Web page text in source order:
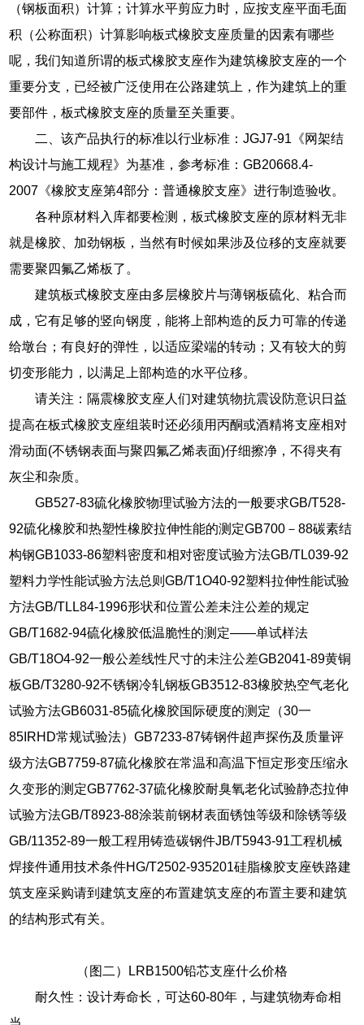
（钢板面积）计算；计算水平剪应力时，应按支座平面毛面
积（公称面积）计算影响板式橡胶支座质量的因素有哪些
呢，我们知道所谓的板式橡胶支座作为建筑橡胶支座的一个
重要分支，已经被广泛使用在公路建筑上，作为建筑上的重
要部件，板式橡胶支座的质量至关重要。
二、该产品执行的标准以行业标准：JGJ7-91《网架结
构设计与施工规程》为基准，参考标准：GB20668.4-
2007《橡胶支座第4部分：普通橡胶支座》进行制造验收。
各种原材料入库都要检测，板式橡胶支座的原材料无非
就是橡胶、加劲钢板，当然有时候如果涉及位移的支座就要
需要聚四氟乙烯板了。
建筑板式橡胶支座由多层橡胶片与薄钢板硫化、粘合而
成，它有足够的竖向钢度，能将上部构造的反力可靠的传递
给墩台；有良好的弹性，以适应梁端的转动；又有较大的剪
切变形能力，以满足上部构造的水平位移。
请关注：隔震橡胶支座人们对建筑物抗震设防意识日益
提高在板式橡胶支座组装时还必须用丙酮或酒精将支座相对
滑动面(不锈钢表面与聚四氟乙烯表面)仔细擦净，不得夹有
灰尘和杂质。
GB527-83硫化橡胶物理试验方法的一般要求GB/T528-
92硫化橡胶和热塑性橡胶拉伸性能的测定GB700－88碳素结
构钢GB1033-86塑料密度和相对密度试验方法GB/TL039-92
塑料力学性能试验方法总则GB/T1O40-92塑料拉伸性能试验
方法GB/TLL84-1996形状和位置公差未注公差的规定
GB/T1682-94硫化橡胶低温脆性的测定——单试样法
GB/T18O4-92一般公差线性尺寸的未注公差GB2041-89黄铜
板GB/T3280-92不锈钢冷轧钢板GB3512-83橡胶热空气老化
试验方法GB6031-85硫化橡胶国际硬度的测定（30一
85IRHD常规试验法）GB7233-87铸钢件超声探伤及质量评
级方法GB7759-87硫化橡胶在常温和高温下恒定形变压缩永
久变形的测定GB7762-37硫化橡胶耐臭氧老化试验静态拉伸
试验方法GB/T8923-88涂装前钢材表面锈蚀等级和除锈等级
GB/11352-89一般工程用铸造碳钢件JB/T5943-91工程机械
焊接件通用技术条件HG/T2502-935201硅脂橡胶支座铁路建
筑支座采购请到建筑支座的布置建筑支座的布置主要和建筑
的结构形式有关。
（图二）LRB1500铅芯支座什么价格
耐久性：设计寿命长，可达60-80年，与建筑物寿命相